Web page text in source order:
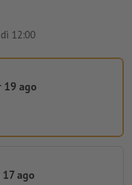
12:00
19 ago
ago